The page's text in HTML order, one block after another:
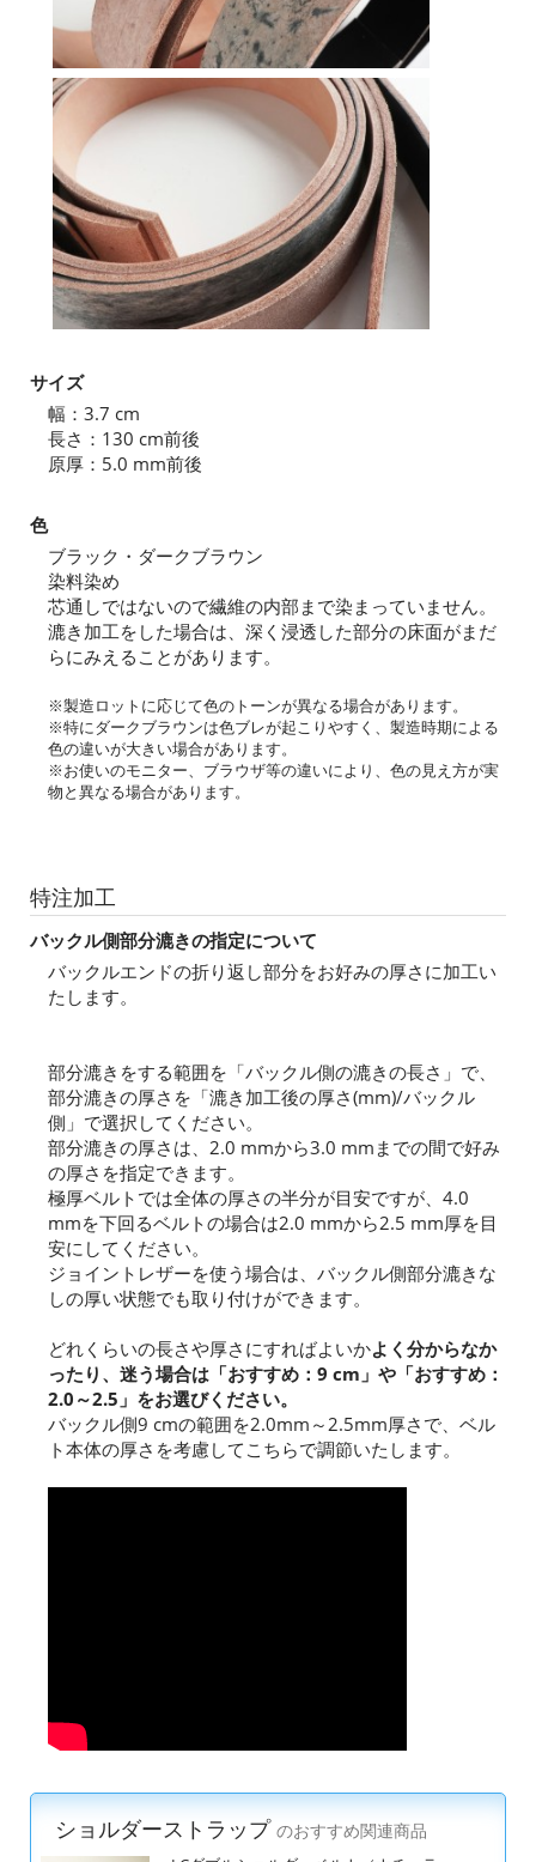
サイズ
幅：3.7 cm
長さ：130 cm前後
原厚：5.0 mm前後
色
ブラック・ダークブラウン
染料染め
芯通しではないので繊維の内部まで染まっていません。
漉き加工をした場合は、深く浸透した部分の床面がまだ
らにみえることがあります。
※製造ロットに応じて色のトーンが異なる場合があります。
※特にダークブラウンは色ブレが起こりやすく、製造時期による
色の違いが大きい場合があります。
※お使いのモニター、ブラウザ等の違いにより、色の見え方が実
物と異なる場合があります。
特注加工
バックル側部分漉きの指定について
バックルエンドの折り返し部分をお好みの厚さに加工い
たします。
部分漉きをする範囲を「バックル側の漉きの長さ」で、
部分漉きの厚さを「漉き加工後の厚さ(mm)/バックル
側」で選択してください。
部分漉きの厚さは、2.0 mmから3.0 mmまでの間で好み
の厚さを指定できます。
極厚ベルトでは全体の厚さの半分が目安ですが、4.0
mmを下回るベルトの場合は2.0 mmから2.5 mm厚を目
安にしてください。
ジョイントレザーを使う場合は、バックル側部分漉きな
しの厚い状態でも取り付けができます。
どれくらいの長さや厚さにすればよいかよく分からなか
ったり、迷う場合は「おすすめ：9 cm」や「おすすめ：
2.0～2.5」をお選びください。
バックル側9 cmの範囲を2.0mm～2.5mm厚さで、ベル
ト本体の厚さを考慮してこちらで調節いたします。
ショルダーストラップ のおすすめ関連商品